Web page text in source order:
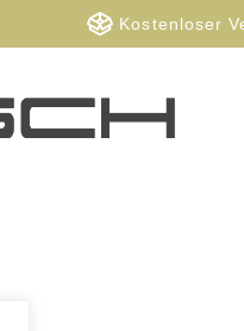
Kostenloser